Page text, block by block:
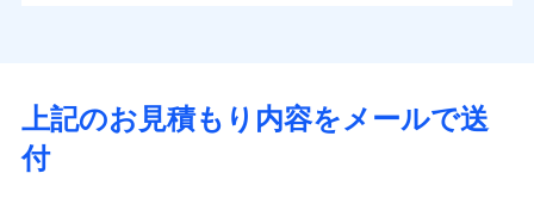
上記のお見積もり内容をメールで送
付